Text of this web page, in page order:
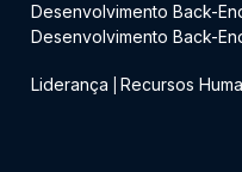
Desenvolvimento Back-
Desenvolvimento Back-
Liderança Recursos